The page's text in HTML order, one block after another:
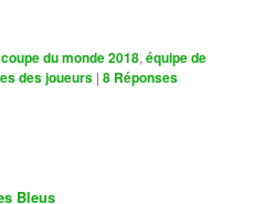
coupe du monde 2018,équipe de
des joueurs |8 Réponses
Bleus